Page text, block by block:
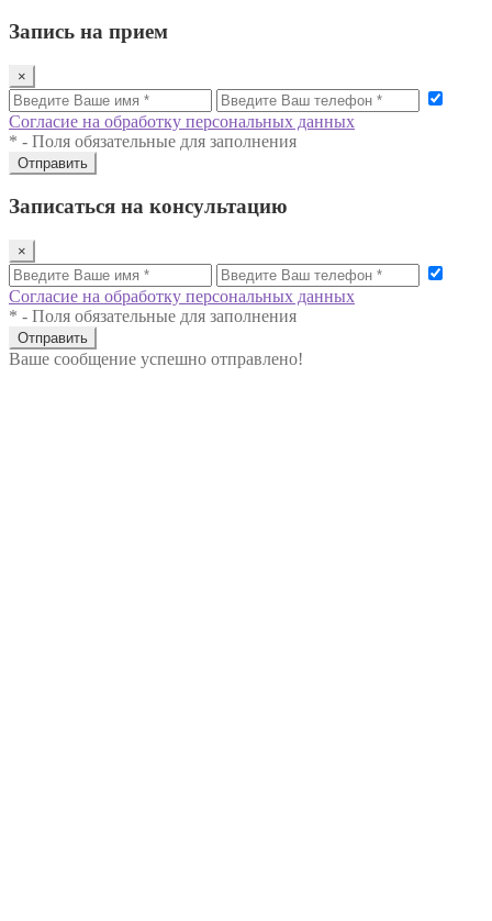
Запись на прием
×
Согласие на обработку персональных данных
* - Поля обязательные для заполнения
Отправить
Записаться на консультацию
×
Согласие на обработку персональных данных
* - Поля обязательные для заполнения
Отправить
Ваше сообщение успешно отправлено!